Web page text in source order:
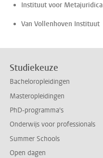
Instituut voor Metajuridica
Van Vollenhoven Instituut
Studiekeuze
Bacheloropleidingen
Masteropleidingen
PhD-programma's
Onderwijs voor professionals
Summer Schools
Open dagen